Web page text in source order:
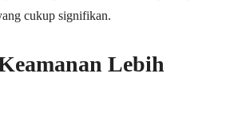
cukup signifikan.
Lebih